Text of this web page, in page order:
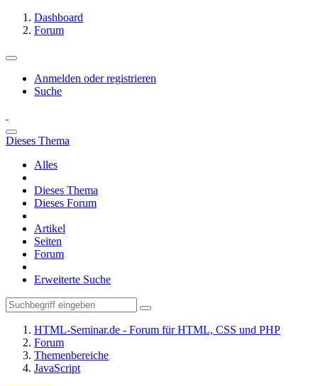
Dashboard
Forum
Anmelden oder registrieren
Suche
Dieses Thema
Alles
Dieses Thema
Dieses Forum
Artikel
Seiten
Forum
Erweiterte Suche
HTML-Seminar.de - Forum für HTML, CSS und PHP
Forum
Themenbereiche
JavaScript